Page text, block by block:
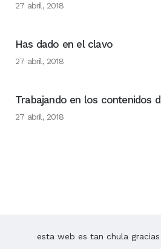
27 abril, 2018
Has dado en el clavo
27 abril, 2018
Trabajando en los contenidos
27 abril, 2018
esta web es tan chula